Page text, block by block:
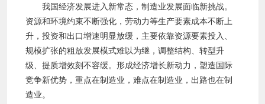
我国经济发展进入新常态，制造业发展面临新挑战。
资源和环境约束不断强化，劳动力等生产要素成本不断上
升，投资和出口增速明显放缓，主要依靠资源要素投入、
规模扩张的粗放发展模式难以为继，调整结构、转型升
级、提质增效刻不容缓。形成经济增长新动力，塑造国际
竞争新优势，重点在制造业，难点在制造业，出路也在制
造业。